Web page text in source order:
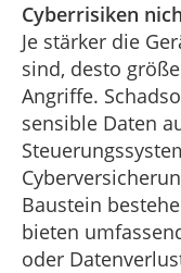
Cyberrisiken
Je stärker die
sind, desto
Angriffe.
sensible Daten
Baustein
bieten
oder